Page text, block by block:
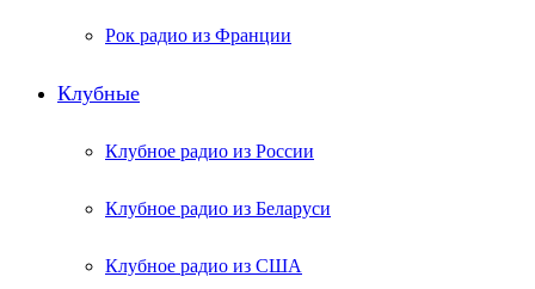
Рок радио из Франции
Клубные
Клубное радио из России
Клубное радио из Беларуси
Клубное радио из США